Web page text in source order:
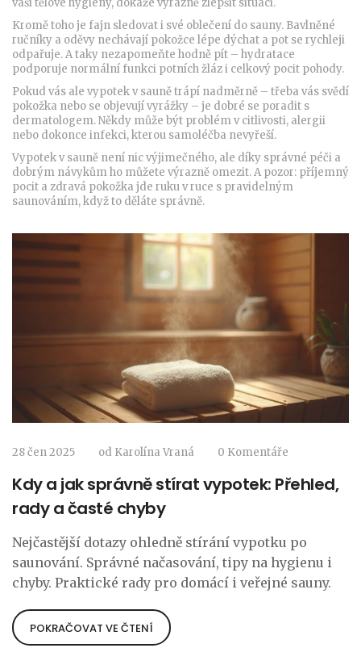
vaší tělové hygieny, dokáže výrazně zlepšit situaci.
Kromě toho je fajn sledovat i své oblečení do sauny. Bavlněné
ručníky a oděvy nechávají pokožce lépe dýchat a pot se rychleji
odpařuje. A taky nezapomeňte hodně pít – hydratace
podporuje normální funkci potních žláz i celkový pocit pohody.
Pokud vás ale vypotek v sauně trápí nadměrně – třeba vás svědí
pokožka nebo se objevují vyrážky – je dobré se poradit s
dermatologem. Někdy může být problém v citlivosti, alergii
nebo dokonce infekci, kterou samoléčba nevyřeší.
Vypotek v sauně není nic výjimečného, ale díky správné péči a
dobrým návykům ho můžete výrazně omezit. A pozor: příjemný
pocit a zdravá pokožka jde ruku v ruce s pravidelným
saunováním, když to děláte správně.
28 čen 2025 od Karolína Vraná 0 Komentáře
Kdy a jak správně stírat vypotek: Přehled,
rady a časté chyby
Nejčastější dotazy ohledně stírání vypotku po
saunování. Správné načasování, tipy na hygienu i
chyby. Praktické rady pro domácí i veřejné sauny.
POKRAČOVAT VE ČTENÍ